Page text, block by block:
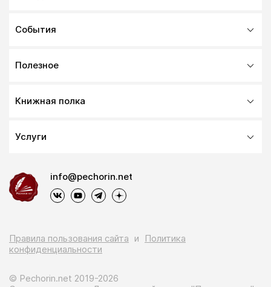
События
Полезное
Книжная полка
Услуги
info@pechorin.net
© Pechorin.net 2019-2026
Правила пользования сайта и
Политика
конфиденциальности